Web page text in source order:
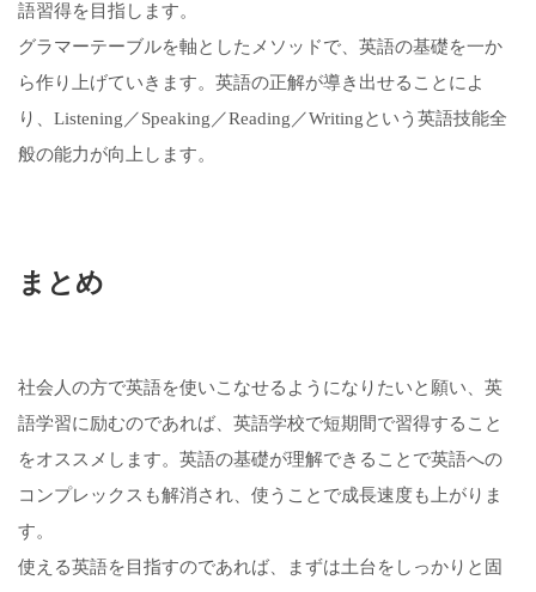
語習得を目指します。
グラマーテーブルを軸としたメソッドで、英語の基礎を一か
ら作り上げていきます。英語の正解が導き出せることによ
り、Listening／Speaking／Reading／Writingという英語技能全
般の能力が向上します。
まとめ
社会人の方で英語を使いこなせるようになりたいと願い、英
語学習に励むのであれば、英語学校で短期間で習得すること
をオススメします。英語の基礎が理解できることで英語への
コンプレックスも解消され、使うことで成長速度も上がりま
す。
使える英語を目指すのであれば、まずは土台をしっかりと固